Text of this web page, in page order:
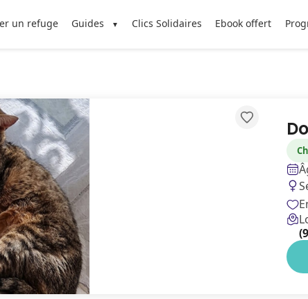
un refuge Guides Clics Solidaires Ebook offert